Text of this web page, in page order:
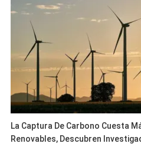
La Captura De Carbono Cuesta
Renovables, Descubren